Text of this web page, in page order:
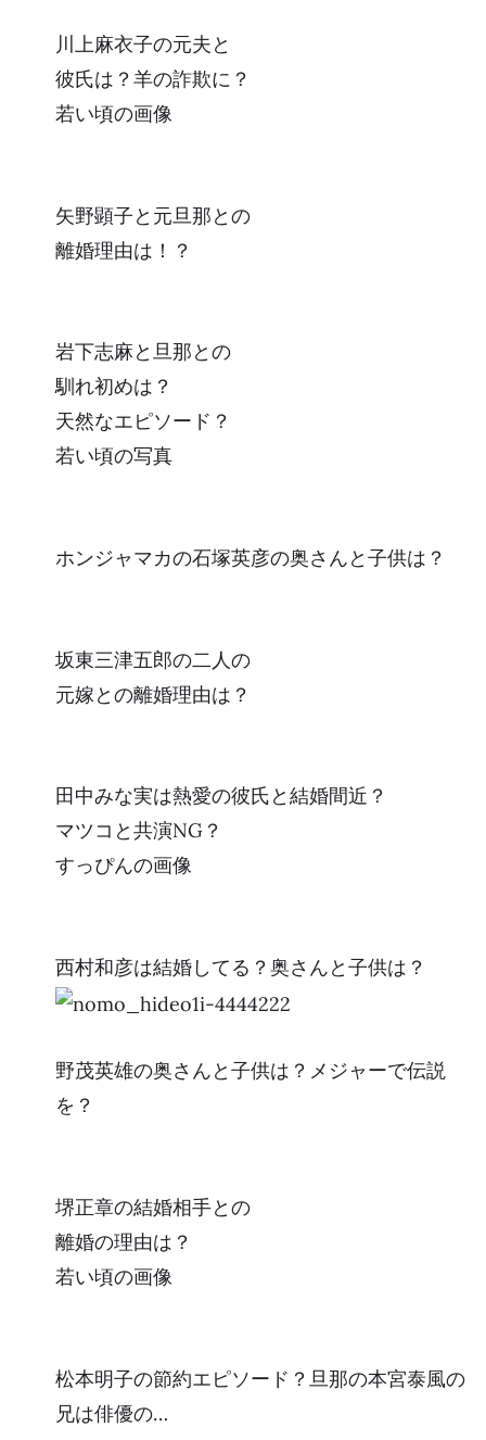
川上麻衣子の元夫と
彼氏は？羊の詐欺に？
若い頃の画像
矢野顕子と元旦那との
離婚理由は！？
岩下志麻と旦那との
馴れ初めは？
天然なエピソード？
若い頃の写真
ホンジャマカの石塚英彦の奥さんと子供は？
坂東三津五郎の二人の
元嫁との離婚理由は？
田中みな実は熱愛の彼氏と結婚間近？
マツコと共演NG？
すっぴんの画像
西村和彦は結婚してる？奥さんと子供は？
野茂英雄の奥さんと子供は？メジャーで伝説
を？
堺正章の結婚相手との
離婚の理由は？
若い頃の画像
松本明子の節約エピソード？旦那の本宮泰風の
兄は俳優の…